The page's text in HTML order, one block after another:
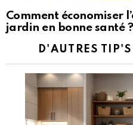
Comment économiser
jardin en bonne santé ?
D'AUTRES